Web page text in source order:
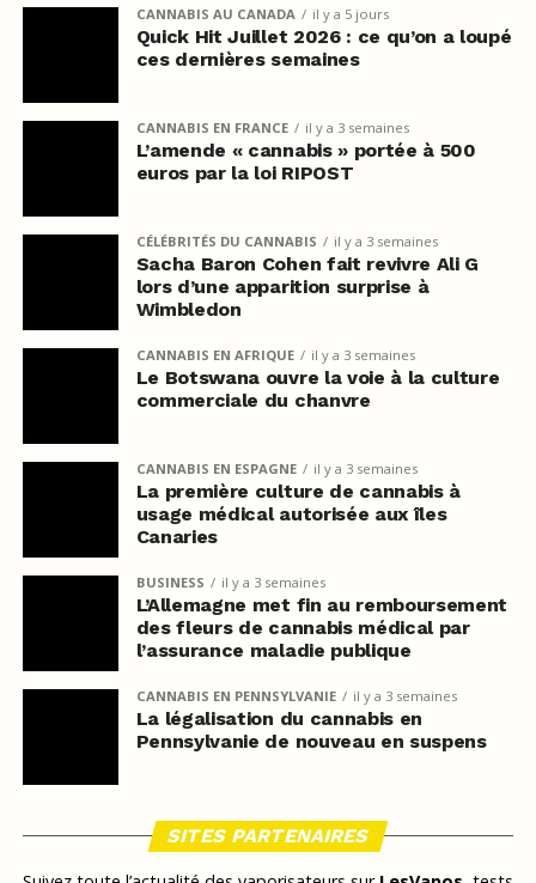
CANNABIS AU CANADA il y a 5 jours
Quick Hit Juillet 2026 : ce qu’on a loupé
ces dernières semaines
CANNABIS EN FRANCE il y a 3 semaines
L’amende « cannabis » portée à 500
euros par la loi RIPOST
CÉLÉBRITÉS DU CANNABIS il y a 3 semaines
Sacha Baron Cohen fait revivre Ali G
lors d’une apparition surprise à
Wimbledon
CANNABIS EN AFRIQUE il y a 3 semaines
Le Botswana ouvre la voie à la culture
commerciale du chanvre
CANNABIS EN ESPAGNE il y a 3 semaines
La première culture de cannabis à
usage médical autorisée aux îles
Canaries
BUSINESS il y a 3 semaines
L’Allemagne met fin au remboursement
des fleurs de cannabis médical par
l’assurance maladie publique
CANNABIS EN PENNSYLVANIE il y a 3 semaines
La légalisation du cannabis en
Pennsylvanie de nouveau en suspens
SITES PARTENAIRES